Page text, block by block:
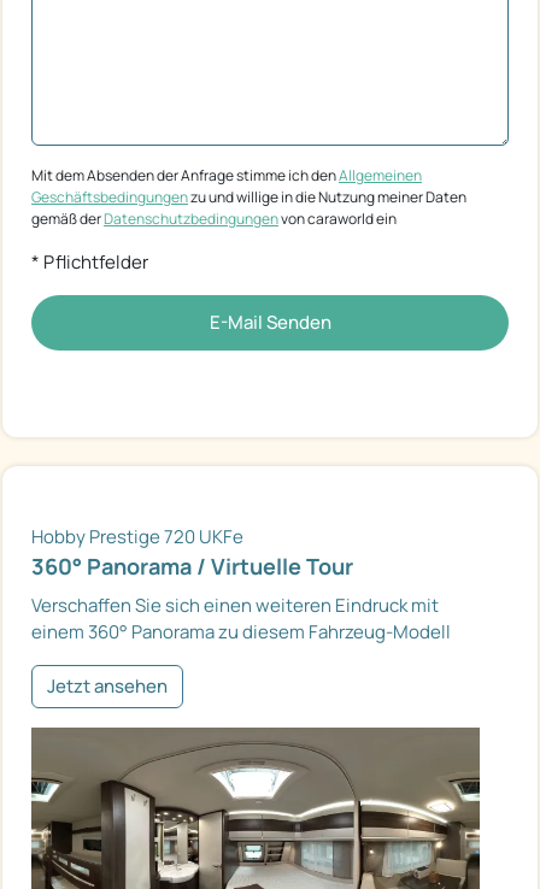
Mit dem Absenden der Anfrage stimme ich denAllgemeinen
Geschäftsbedingungenzu und willige in die Nutzung meiner Daten
gemäß derDatenschutzbedingungenvon caraworld ein
* Pflichtfelder
E-Mail Senden
Hobby Prestige 720 UKFe
360° Panorama / Virtuelle Tour
Verschaffen Sie sich einen weiteren Eindruck mit
einem 360° Panorama zu diesem Fahrzeug-Modell
Jetzt ansehen